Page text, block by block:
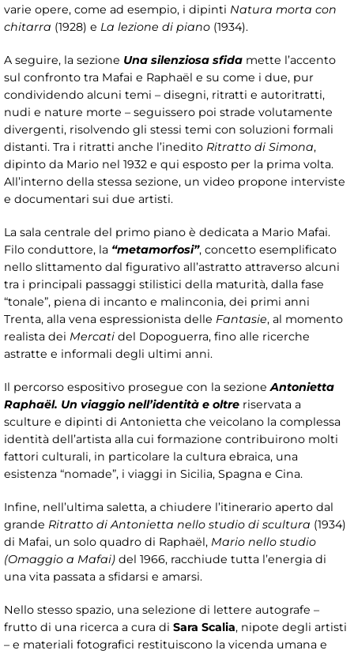
varie opere, come ad esempio, i dipinti Natura morta con
chitarra (1928) e La lezione di piano (1934).
A seguire, la sezione Una silenziosa sfida mette l’accento
sul confronto tra Mafai e Raphaël e su come i due, pur
condividendo alcuni temi – disegni, ritratti e autoritratti,
nudi e nature morte – seguissero poi strade volutamente
divergenti, risolvendo gli stessi temi con soluzioni formali
distanti. Tra i ritratti anche l’inedito Ritratto di Simona,
dipinto da Mario nel 1932 e qui esposto per la prima volta.
All’interno della stessa sezione, un video propone interviste
e documentari sui due artisti.
La sala centrale del primo piano è dedicata a Mario Mafai.
Filo conduttore, la “metamorfosi”, concetto esemplificato
nello slittamento dal figurativo all’astratto attraverso alcuni
tra i principali passaggi stilistici della maturità, dalla fase
“tonale”, piena di incanto e malinconia, dei primi anni
Trenta, alla vena espressionista delle Fantasie, al momento
realista dei Mercati del Dopoguerra, fino alle ricerche
astratte e informali degli ultimi anni.
Il percorso espositivo prosegue con la sezioneAntonietta
Raphaël. Un viaggio nell’identità e oltre riservata a
sculture e dipinti di Antonietta che veicolano la complessa
identità dell’artista alla cui formazione contribuirono molti
fattori culturali, in particolare la cultura ebraica, una
esistenza “nomade”, i viaggi in Sicilia, Spagna e Cina.
Infine, nell’ultima saletta, a chiudere l’itinerario aperto dal
grande Ritratto di Antonietta nello studio di scultura (1934)
di Mafai, un solo quadro di Raphaël, Mario nello studio
(Omaggio a Mafai) del 1966, racchiude tutta l’energia di
una vita passata a sfidarsi e amarsi.
Nello stesso spazio, una selezione di lettere autografe –
frutto di una ricerca a cura di Sara Scalia, nipote degli artisti
– e materiali fotografici restituiscono la vicenda umana e